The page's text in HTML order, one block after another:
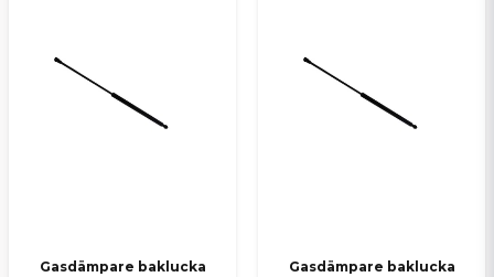
Gasdämpare baklucka
Gasdämpare baklucka